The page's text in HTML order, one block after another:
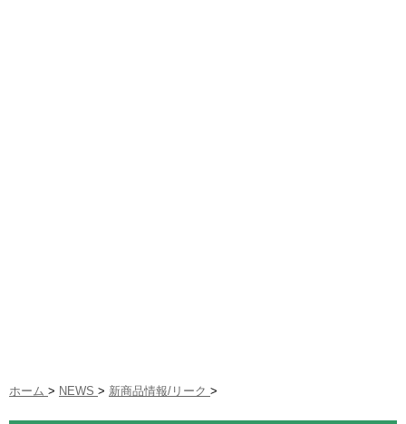
ホーム > NEWS > 新商品情報/リーク >